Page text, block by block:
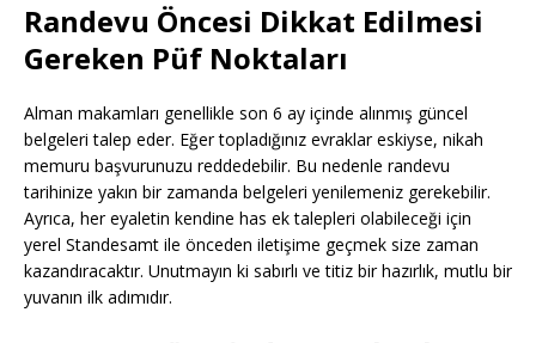
Randevu Öncesi Dikkat Edilmesi
Gereken Püf Noktaları
Alman makamları genellikle son 6 ay içinde alınmış güncel
belgeleri talep eder. Eğer topladığınız evraklar eskiyse, nikah
memuru başvurunuzu reddedebilir. Bu nedenle randevu
tarihinize yakın bir zamanda belgeleri yenilemeniz gerekebilir.
Ayrıca, her eyaletin kendine has ek talepleri olabileceği için
yerel Standesamt ile önceden iletişime geçmek size zaman
kazandıracaktır. Unutmayın ki sabırlı ve titiz bir hazırlık, mutlu bir
yuvanın ilk adımıdır.